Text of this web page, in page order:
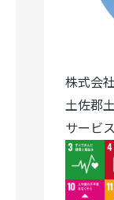
株式会
土佐郡
サービ
Image
Image